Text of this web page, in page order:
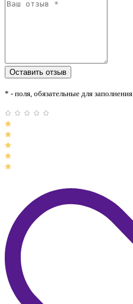
* - поля, обязательные для заполнения